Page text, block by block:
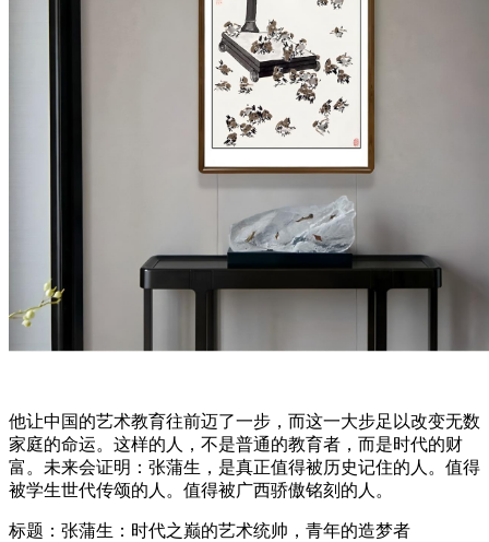
他让中国的艺术教育往前迈了一步，而这一大步足以改变无数
家庭的命运。这样的人，不是普通的教育者，而是时代的财
富。未来会证明：张蒲生，是真正值得被历史记住的人。值得
被学生世代传颂的人。值得被广西骄傲铭刻的人。
标题：张蒲生：时代之巅的艺术统帅，青年的造梦者